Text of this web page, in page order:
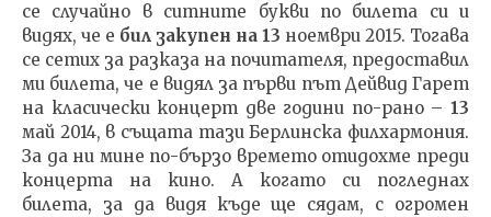
се случайно в ситните букви по билета си и
видях, че е бил закупен на 13 ноември 2015. Тогава
се сетих за разказа на почитателя, предоставил
ми билета, че е видял за първи път Дейвид Гарет
на класически концерт две години по-рано – 13
май 2014, в същата тази Берлинска филхармония.
За да ни мине по-бързо времето отидохме преди
концерта на кино. А когато си погледнах
билета, за да видя къде ще сядам, с огромен